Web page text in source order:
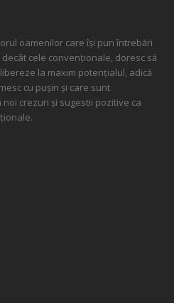
oamenilor care își pun întrebări
cele convenționale, doresc să
la maxim potențialul, adică
cu pușin și care sunt
crezuri și sugestii pozitive ca